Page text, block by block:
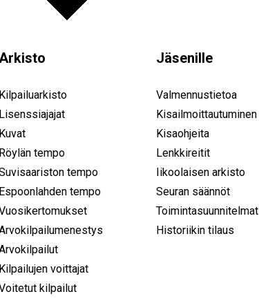
Kilpailuarkisto
Lisenssiajajat
Kuvat
Röylän tempo
tempo
Espoonlahden tempo
Kilpailujen voittajat
kilpailut
Jäsenille
Valmennustietoa
Kisailmoittautuminen
Kisaohjeita
Lenkkireitit
Iikoolaisen arkisto
Seuran säännöt
Toimintasuunnitelmat
Historiikin tilaus